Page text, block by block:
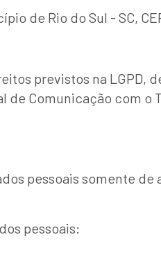
de Rio do Sul - SC,
previstos na LGPD,
de Comunicação com
pessoais somente
pessoais: